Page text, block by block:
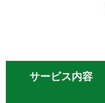
サービス内容